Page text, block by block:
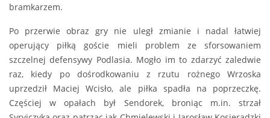
bramkarzem.
Po przerwie obraz gry nie uległ zmianie i nadal łatwiej
operujący piłką goście mieli problem ze sforsowaniem
szczelnej defensywy Podlasia. Mogło im to zdarzyć zaledwie
raz, kiedy po dośrodkowaniu z rzutu rożnego Wrzoska
uprzedził Maciej Wcisło, ale piłka spadła na poprzeczkę.
Częściej w opałach był Sendorek, broniąc m.in. strzał